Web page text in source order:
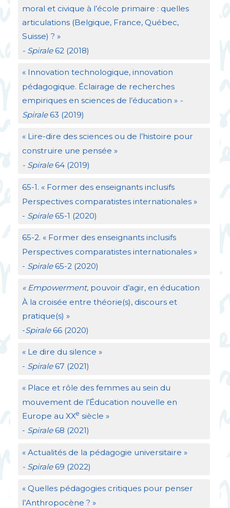
moral et civique à l’école primaire : quelles
articulations (Belgique, France, Québec,
Suisse) ? »
- Spirale62 (2018)
« Innovation technologique, innovation
pédagogique. Éclairage de recherches
empiriques en sciences de l’éducation » -
Spirale63 (2019)
« Lire-dire des sciences ou de l’histoire pour
construire une pensée »
- Spirale64 (2019)
65-1. « Former des enseignants inclusifs
Perspectives comparatistes internationales »
- Spirale65-1 (2020)
65-2. « Former des enseignants inclusifs
Perspectives comparatistes internationales »
- Spirale65-2 (2020)
« Empowerment, pouvoir d’agir, en éducation
À la croisée entre théorie(s), discours et
pratique(s) »
-Spirale66 (2020)
« Le dire du silence »
- Spirale67 (2021)
« Place et rôle des femmes au sein du
mouvement de l’Éducation nouvelle en
Europe au XXe siècle »
- Spirale68 (2021)
« Actualités de la pédagogie universitaire »
- Spirale69 (2022)
« Quelles pédagogies critiques pour penser
l’Anthropocène ? »